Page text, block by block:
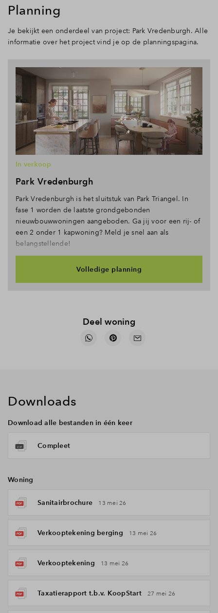
Planning
Je bekijkt een onderdeel van project: Park Vredenburgh. Alle
informatie over het project vind je op de planningspagina.
Park Vredenburgh
In verkoop
Park Vredenburgh is het sluitstuk van Park Triangel. In
fase 1 worden de laatste grondgebonden
nieuwbouwwoningen aangeboden. Ga jij voor een rij- of
een 2 onder 1 kapwoning? Meld je snel aan als
belangstellende!
Volledige planning
Deel woning
Downloads
Download alle bestanden in één keer
Compleet
Woning
Sanitairbrochure 13 mei 26
Verkooptekening berging 13 mei 26
Verkooptekening 13 mei 26
Taxatierapport t.b.v. KoopStart 27 mei 26